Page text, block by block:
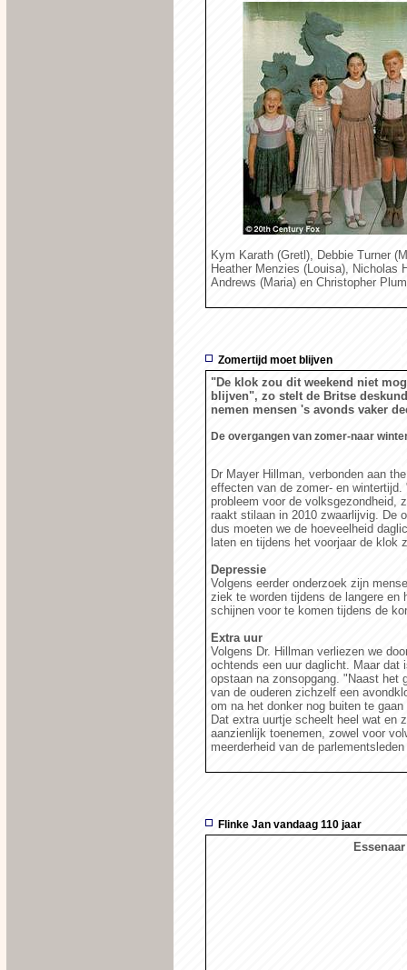
Kym Karath (Gretl), Debbie Turner
Heather Menzies (Louisa), Nicholas
Andrews (Maria) en Christopher
Zomertijd moet blijven
"De klok zou dit weekend niet
blijven", zo stelt de Britse
nemen mensen 's avonds vaker
De overgangen van zomer-naar
Dr Mayer Hillman, verbonden aan
effecten van de zomer- en
probleem voor de volksgezondheid,
raakt stilaan in 2010 zwaarlijvig. De
dus moeten we de hoeveelheid
laten en tijdens het voorjaar de klok
Depressie
Volgens eerder onderzoek zijn
ziek te worden tijdens de langere en
schijnen voor te komen tijdens de
Extra uur
Volgens Dr. Hillman verliezen we
ochtends een uur daglicht. Maar dat
opstaan na zonsopgang. "Naast het
van de ouderen zichzelf een
om na het donker nog buiten te
Dat extra uurtje scheelt heel wat en
aanzienlijk toenemen, zowel voor
meerderheid van de
Flinke Jan vandaag 110 jaar